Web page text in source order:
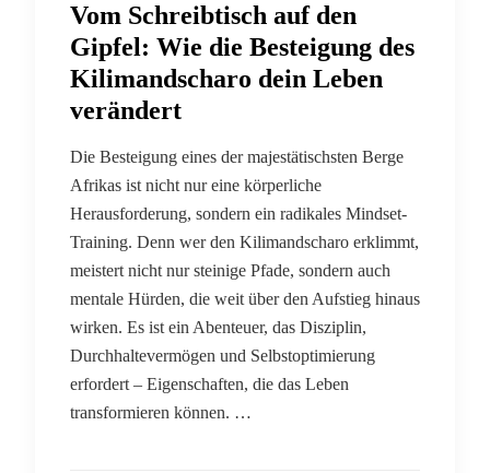
Vom Schreibtisch auf den
Gipfel: Wie die Besteigung des
Kilimandscharo dein Leben
verändert
Die Besteigung eines der majestätischsten Berge
Afrikas ist nicht nur eine körperliche
Herausforderung, sondern ein radikales Mindset-
Training. Denn wer den Kilimandscharo erklimmt,
meistert nicht nur steinige Pfade, sondern auch
mentale Hürden, die weit über den Aufstieg hinaus
wirken. Es ist ein Abenteuer, das Disziplin,
Durchhaltevermögen und Selbstoptimierung
erfordert – Eigenschaften, die das Leben
transformieren können. …